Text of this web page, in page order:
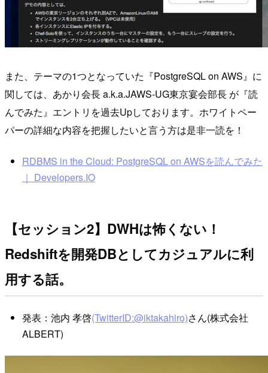
また、テーマの1つとなっていた『PostgreSQL on AWS』に
関しては、あかり会長 a.k.a.JAWS-UG東京宴会部長 が『読
んでみた』エントリを過去Upしております。ホワイトペー
パーの詳細な内容を把握したいと言う方は是非一読を！
RDBMS in the Cloud: PostgreSQL on AWSを読んでみた
｜ Developers.IO
【セッション2】DWHは怖くない！
Redshiftを開発DBとしてカジュアルに利
用する話。
発表：池内 孝啓(TwitterID:@iktakahiro)さん(株式会社
ALBERT)